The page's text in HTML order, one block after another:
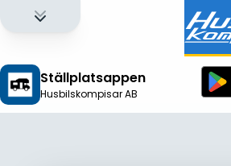
Ställplatsappen
Husbilskompisar AB